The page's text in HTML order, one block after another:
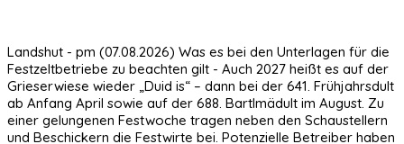
Landshut - pm (07.08.2026) Was es bei den Unterlagen für die
Festzeltbetriebe zu beachten gilt - Auch 2027 heißt es auf der
Grieserwiese wieder „Duid is“ – dann bei der 641. Frühjahrsdult
ab Anfang April sowie auf der 688. Bartlmädult im August. Zu
einer gelungenen Festwoche tragen neben den Schaustellern
und Beschickern die Festwirte bei. Potenzielle Betreiber haben